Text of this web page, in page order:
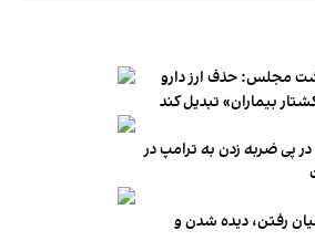
مجلس: حذف ارز دارو
پی ضربه زدن به ترامپ در
رفتن، دیده شدن و